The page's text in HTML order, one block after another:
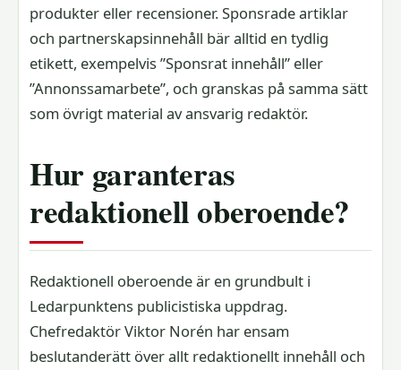
produkter eller recensioner. Sponsrade artiklar
och partnerskapsinnehåll bär alltid en tydlig
etikett, exempelvis ”Sponsrat innehåll” eller
”Annonssamarbete”, och granskas på samma sätt
som övrigt material av ansvarig redaktör.
Hur garanteras
redaktionell oberoende?
Redaktionell oberoende är en grundbult i
Ledarpunktens publicistiska uppdrag.
Chefredaktör Viktor Norén har ensam
beslutanderätt över allt redaktionellt innehåll och